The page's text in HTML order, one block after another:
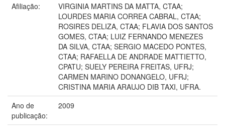
Afiliação:
VIRGINIA MARTINS DA MATTA, CTAA;
LOURDES MARIA CORREA CABRAL, CTAA;
ROSIRES DELIZA, CTAA; FLAVIA DOS SANTOS
GOMES, CTAA; LUIZ FERNANDO MENEZES
DA SILVA, CTAA; SERGIO MACEDO PONTES,
CTAA; RAFAELLA DE ANDRADE MATTIETTO,
CPATU; SUELY PEREIRA FREITAS, UFRJ;
CARMEN MARINO DONANGELO, UFRJ;
CRISTINA MARIA ARAUJO DIB TAXI, UFRA.
Ano de
publicação:
2009